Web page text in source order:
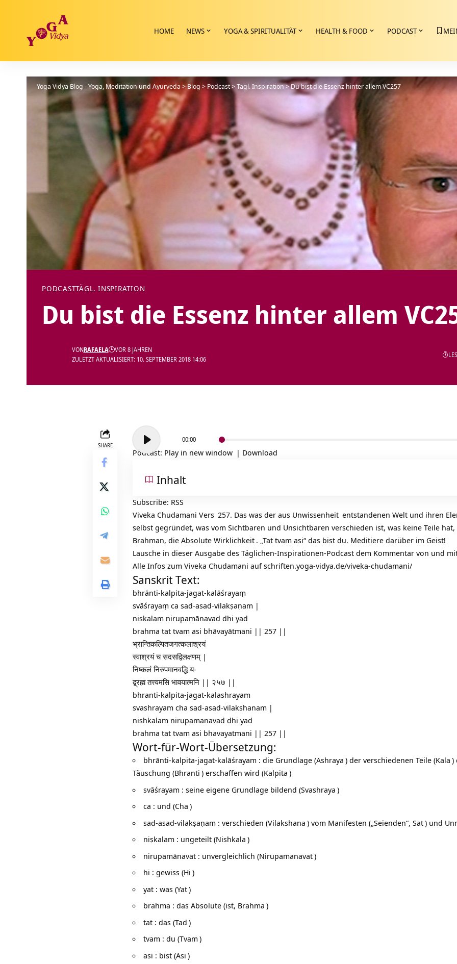
HOME NEWS YOGA & SPIRITUALITÄT HEALTH & FOOD PODCAST
Yoga Vidya Blog - Yoga, Meditation und Ayurveda>Blog>Podcast>Tägl. Inspiration>Du bist die Essenz hinter allem VC257
PODCASTTÄGL. INSPIRATION
Du bist die Essenz hinter allem
ZULETZT AKTUALISIERT: 10. SEPTEMBER 2018 14:06
VONRAFAELA VOR 8 JAHREN
SHARE
Audio-
Player
00:00
Podcast: Play in new window | Download
Inhalt
Subscribe: RSS
Viveka Chudamani Vers 257. Das was der aus Unwissenheit entstandenen Welt und ihren
selbst gegründet, was vom Sichtbaren und Unsichtbaren verschieden ist, was keine Teile
Brahman, die Absolute Wirklichkeit . „Tat tvam asi“ das bist du. Meditiere darüber im Geist!
Lausche in dieser Ausgabe des Täglichen-Inspirationen-Podcast dem Kommentar von und
Alle Infos zum Viveka Chudamani aufschriften.yoga-vidya.de/viveka-chudamani/
Sanskrit Text:
bhrānti-kalpita-jagat-kalāśrayaṃ
svāśrayaṃ ca sad-asad-vilakṣaṇam |
niṣkalaṃ nirupamānavad dhi yad
brahma tat tvam asi bhāvayātmani || 257 ||
भ्रान्तिकल्पितजगत्कलाश्रयं
स्वाश्रयं च सदसद्विलक्षणम् |
निष्कलं निरुपमानवद्धि य-
द्ब्रह्म तत्त्वमसि भावयात्मनि || २५७ ||
bhranti-kalpita-jagat-kalashrayam
svashrayam cha sad-asad-vilakshanam |
nishkalam nirupamanavad dhi yad
brahma tat tvam asi bhavayatmani || 257 ||
Wort-für-Wort-Übersetzung:
bhrānti-kalpita-jagat-kalāśrayam : die Grundlage (Ashraya ) der verschiedenen Teile (Kala )
Täuschung (Bhranti ) erschaffen wird (Kalpita )
svāśrayam : seine eigene Grundlage bildend (Svashraya )
ca : und (Cha )
sad-asad-vilakṣaṇam : verschieden (Vilakshana ) vom Manifesten („Seienden“, Sat) und
niṣkalam : ungeteilt (Nishkala )
nirupamānavat : unvergleichlich (Nirupamanavat)
hi : gewiss (Hi )
yat : was (Yat)
brahma : das Absolute (ist, Brahma )
tat : das (Tad )
tvam : du (Tvam )
asi : bist (Asi )